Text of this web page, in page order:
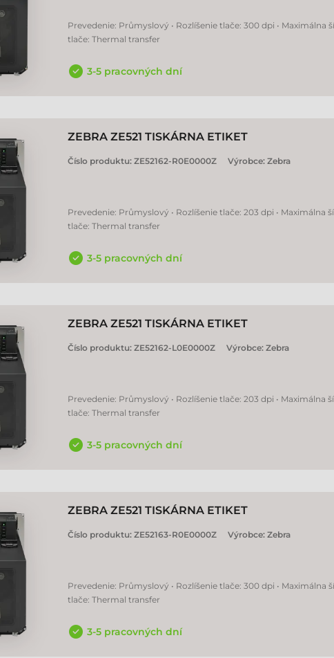
Prevedenie: Průmyslový • Rozlíšenie tlače: 300 dpi • Maximálna
tlače: Thermal transfer
3-5 pracovných dní
ZEBRA ZE521 TISKÁRNA ETIKET
Číslo produktu: ZE52162-R0E0000Z Výrobce: Zebra
Prevedenie: Průmyslový • Rozlíšenie tlače: 203 dpi • Maximálna
tlače: Thermal transfer
3-5 pracovných dní
ZEBRA ZE521 TISKÁRNA ETIKET
Číslo produktu: ZE52162-L0E0000Z Výrobce: Zebra
Prevedenie: Průmyslový • Rozlíšenie tlače: 203 dpi • Maximálna
tlače: Thermal transfer
3-5 pracovných dní
ZEBRA ZE521 TISKÁRNA ETIKET
Číslo produktu: ZE52163-R0E0000Z Výrobce: Zebra
Prevedenie: Průmyslový • Rozlíšenie tlače: 300 dpi • Maximálna
tlače: Thermal transfer
3-5 pracovných dní